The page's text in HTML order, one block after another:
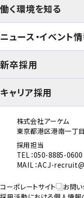
株式会社アーケム
東京都港区港南一丁
採用担当
TEL：050-8885-0600
MAIL：ACJ-
働く環境を知る
ニュース・イベント
新卒採用
キャリア採用
コーポレートサイト
お問